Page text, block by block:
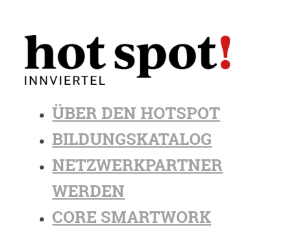
ÜBER DEN HOTSPOT
BILDUNGSKATALOG
NETZWERKPARTNER
WERDEN
CORE SMARTWORK